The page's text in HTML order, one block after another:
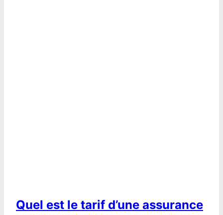
Quel est le tarif d’une assurance